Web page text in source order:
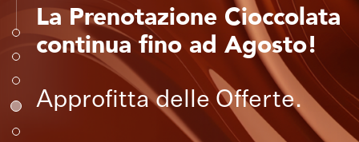
La Prenotazione Cioccolata
continua fino ad Agosto!
Approfitta delle Offerte.